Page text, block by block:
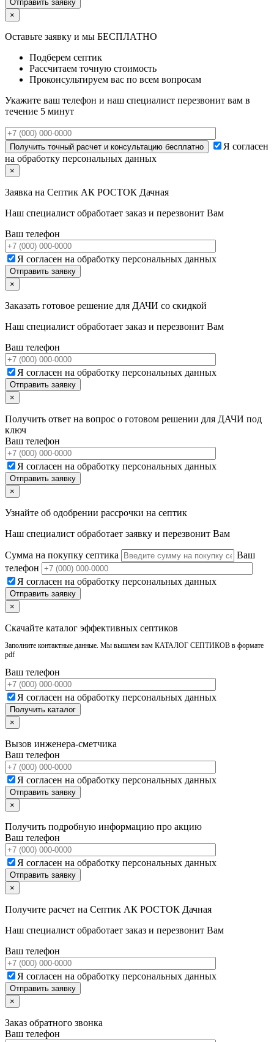
×
Оставьте заявку и мы БЕСПЛАТНО
Подберем септик
Рассчитаем точную стоимость
Проконсультируем вас по всем вопросам
Укажите ваш телефон и наш специалист перезвонит вам в
течение 5 минут
Я согласен
на обработку персональных данных
×
Заявка на Септик АК РОСТОК Дачная
Наш специалист обработает заказ и перезвонит Вам
Ваш телефон
Я согласен на обработку персональных данных
×
Заказать готовое решение для ДАЧИ со скидкой
Наш специалист обработает заказ и перезвонит Вам
Ваш телефон
Я согласен на обработку персональных данных
×
Получить ответ на вопрос о готовом решении для ДАЧИ под
ключ
Ваш телефон
Я согласен на обработку персональных данных
×
Узнайте об одобрении рассрочки на септик
Наш специалист обработает заявку и перезвонит Вам
Сумма на покупку септика
Ваш
телефон
Я согласен на обработку персональных данных
×
Скачайте каталог эффективных септиков
Заполните контактные данные. Мы вышлем вам КАТАЛОГ СЕПТИКОВ в формате
pdf
Ваш телефон
Я согласен на обработку персональных данных
×
Вызов инженера-сметчика
Ваш телефон
Я согласен на обработку персональных данных
×
Получить подробную информацию про акцию
Ваш телефон
Я согласен на обработку персональных данных
×
Получите расчет на Септик АК РОСТОК Дачная
Наш специалист обработает заказ и перезвонит Вам
Ваш телефон
Я согласен на обработку персональных данных
×
Заказ обратного звонка
Ваш телефон